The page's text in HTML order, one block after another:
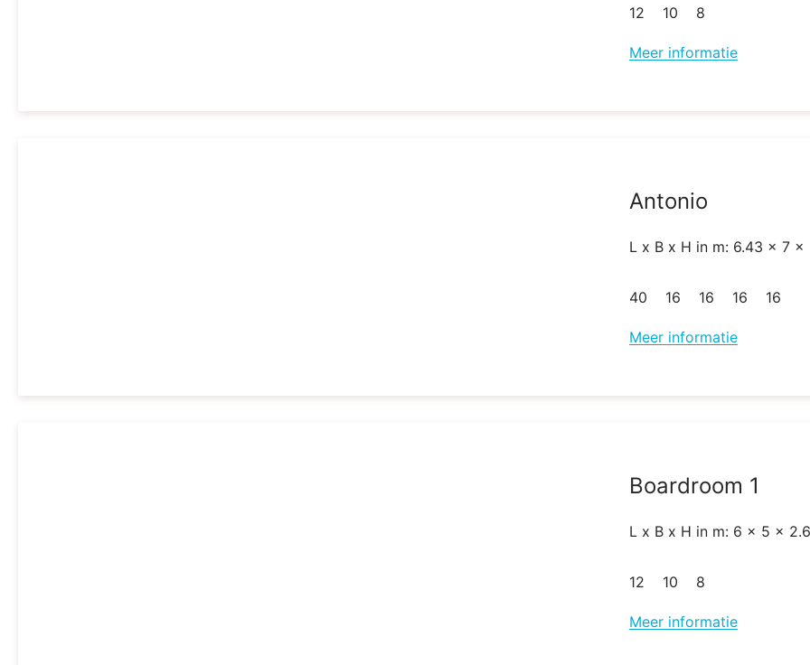
12 10 8
Meer informatie
Antonio
L x B x H in m: 6.43 x 7 x
40 16 16 16 16
Meer informatie
Boardroom 1
L x B x H in m: 6 x 5 x
12 10 8
Meer informatie